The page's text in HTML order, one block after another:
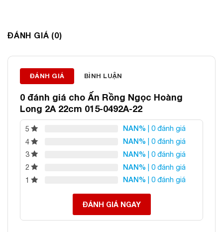
Thông tin liên hệ:
PHONG THỦY
Địa chỉ: 60/69 Bùi Huy Bích, Hoàng Mai, Hà Nội
Điện thoại: 0982 627 166
Email:daphongthuyanphat@gmail.com
ĐÁNH GIÁ (0)
ĐÁNH GIÁ BÌNH LUẬN
0 đánh giá cho Ấn Rồng Ngọc Hoàng
Long 2A 22cm 015-0492A-22
5 NAN% | 0 đánh giá
4
NAN% | 0 đánh giá
3
NAN% | 0 đánh giá
2
NAN% | 0 đánh giá
1
NAN% | 0 đánh giá
ĐÁNH GIÁ NGAY